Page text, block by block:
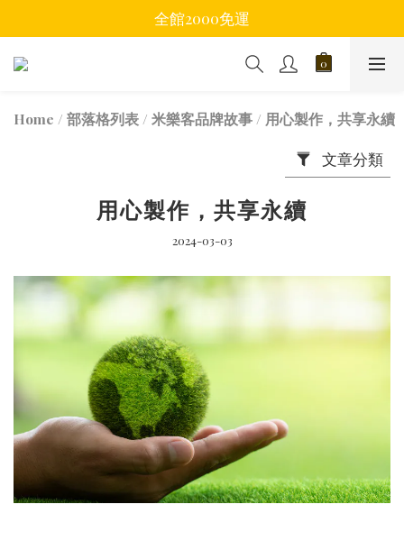
全館2000免運
Home / 部落格列表 / 米樂客品牌故事 / 用心製作，共享永續
文章分類
用心製作，共享永續
2024-03-03